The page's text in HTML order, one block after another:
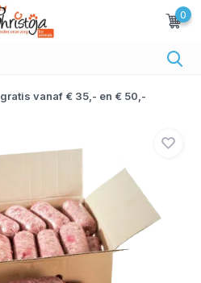
0
gratis vanaf € 35,- en € 50,-